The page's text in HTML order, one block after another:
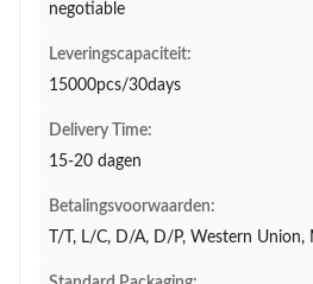
negotiable
Leveringscapaciteit:
15000pcs/30days
Delivery Time:
15-20 dagen
Betalingsvoorwaarden:
T/T, L/C, D/A, D/P, Western Union,